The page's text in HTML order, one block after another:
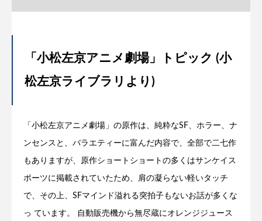
「小松左京アニメ劇場」トピック (小
松左京ライブラリより)
「小松左京アニメ劇場」の原作は、純粋なSF、ホラー、ナ
ンセンスと、バラエティーに富んだ内容で、全部で二七作
もありますが、原作ショートショートの多くはサンケイス
ポーツに掲載されていたため、肩の凝らない軽いタッチ
で、その上、SFマインド溢れる突拍子もないお話が多くな
っ ています。 自動販売機から無尽蔵にオレンジジュース